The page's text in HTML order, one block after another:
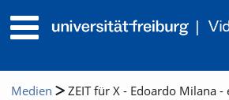
Medien ZEIT für X - Edoardo Milana